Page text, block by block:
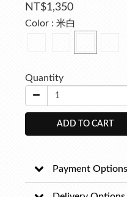
NT$1,350
Color : 米白
Quantity
ADD TO CART
Payment Options